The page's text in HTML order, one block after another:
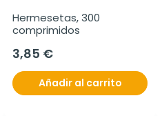
Hermesetas, 300
comprimidos
3,85 €
Añadir al carrito